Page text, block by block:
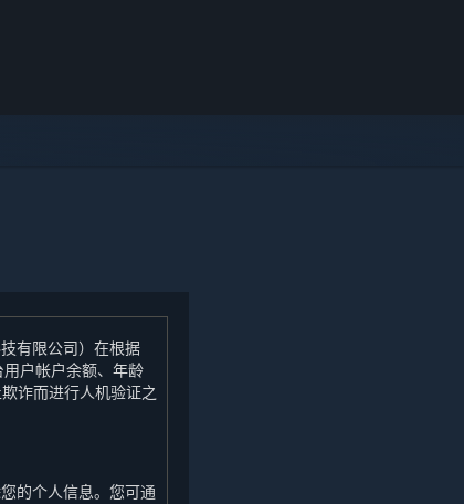
有限公司）在根据
户帐户余额、年龄
诈而进行人机验证之
的个人信息。您可通